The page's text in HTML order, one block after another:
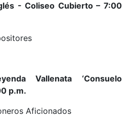
- Coliseo Cubierto – 7:00
Vallenata ‘Consuelo
p.m.
Aficionados